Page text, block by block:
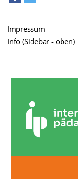
Impressum
Info (Sidebar - oben)